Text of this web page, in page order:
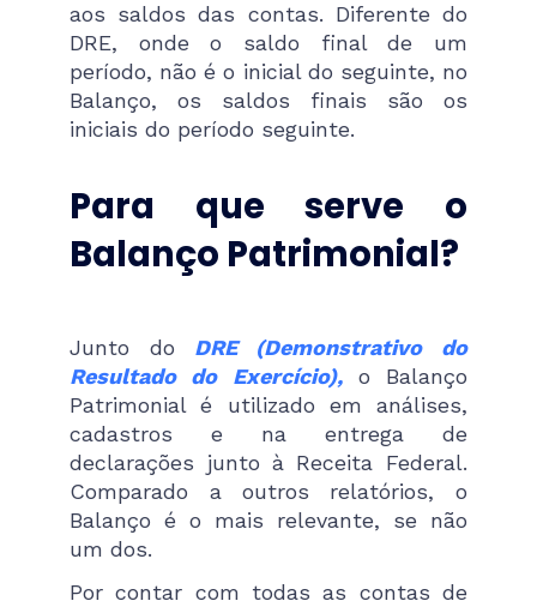
aos saldos das contas. Diferente do
DRE, onde o saldo final de um
período, não é o inicial do seguinte, no
Balanço, os saldos finais são os
iniciais do período seguinte.
Para que serve o
Balanço Patrimonial?
Junto do DRE (Demonstrativo do
Resultado do Exercício),o Balanço
Patrimonial é utilizado em análises,
cadastros e na entrega de
declarações junto à Receita Federal.
Comparado a outros relatórios, o
Balanço é o mais relevante, se não
um dos.
Por contar com todas as contas de